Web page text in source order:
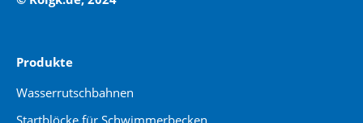
Produkte
Wasserrutschbahnen
Startblöcke für Schwimmerbecken